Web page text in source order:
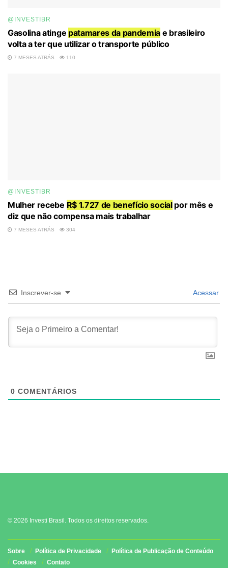
@INVESTIBR
Gasolina atinge patamares da pandemia e brasileiro
volta a ter que utilizar o transporte público
7 MESES ATRÁS 110
@INVESTIBR
Mulher recebe R$ 1.727 de benefício socialpor mês e
diz que não compensa mais trabalhar
7 MESES ATRÁS 304
Inscrever-se Acessar
0 COMENTÁRIOS
© 2026 Investi Brasil. Todos os direitos reservados.
Sobre Política de Privacidade
Política de Publicação de Conteúdo
Cookies
Contato